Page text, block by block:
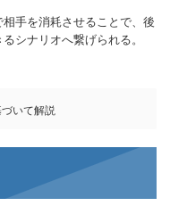
手を消耗させることで、後
るシナリオへ繋げられる。
いて解説